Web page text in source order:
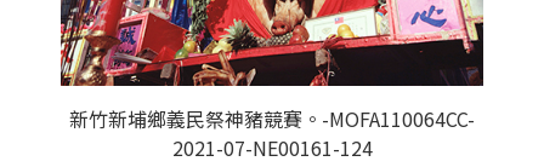
新竹新埔鄉義民祭神豬競賽。-MOFA110064CC-
2021-07-NE00161-124